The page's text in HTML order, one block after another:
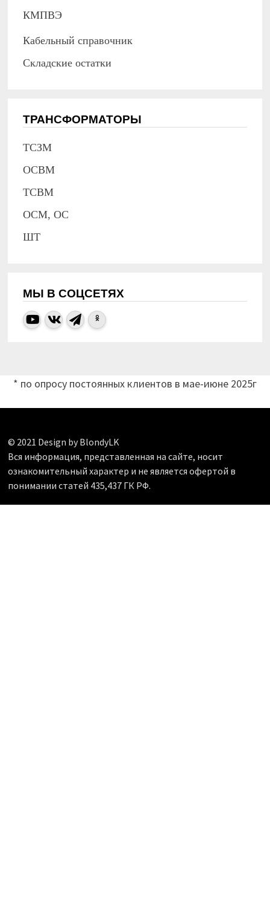
КМПВЭ
Кабельный справочник
Складские остатки
ТРАНСФОРМАТОРЫ
ТСЗМ
ОСВМ
ТСВМ
ОСМ, ОС
ШТ
МЫ В СОЦСЕТЯХ
* по опросу постоянных клиентов в мае-июне 2025г
© 2021 Design by BlondyLK
Вся информация, представленная на сайте, носит
ознакомительный характер и не является офертой в
понимании статей 435,437 ГК РФ.